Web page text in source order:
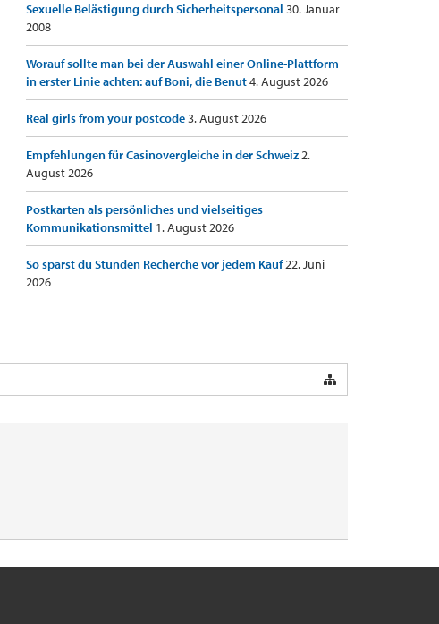
Sexuelle Belästigung durch Sicherheitspersonal 30. Januar
2008
Worauf sollte man bei der Auswahl einer Online-Plattform
in erster Linie achten: auf Boni, die Benut4. August 2026
Real girls from your postcode3. August 2026
Empfehlungen für Casinovergleiche in der Schweiz2.
August 2026
Postkarten als persönliches und vielseitiges
Kommunikationsmittel 1. August 2026
So sparst du Stunden Recherche vor jedem Kauf22. Juni
2026